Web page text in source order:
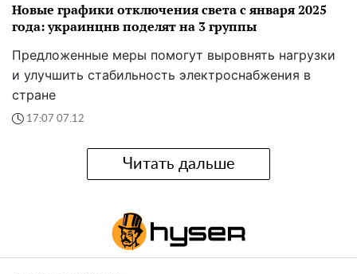
Новые графики отключения света с января 2025
года: украинцнв поделят на 3 группы
Предложенные меры помогут выровнять нагрузки
и улучшить стабильность электроснабжения в
стране
17:07 07.12
Читать дальше